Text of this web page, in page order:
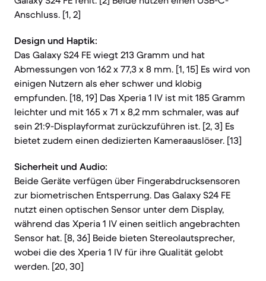
Anschluss. [1, 2]
Design und Haptik:
Das Galaxy S24 FE wiegt 213 Gramm und hat
Abmessungen von 162 x 77,3 x 8 mm. [1, 15] Es wird von
einigen Nutzern als eher schwer und klobig
empfunden. [18, 19] Das Xperia 1 IV ist mit 185 Gramm
leichter und mit 165 x 71 x 8,2 mm schmaler, was auf
sein 21:9-Displayformat zurückzuführen ist. [2, 3] Es
bietet zudem einen dedizierten Kameraauslöser. [13]
Sicherheit und Audio:
Beide Geräte verfügen über Fingerabdrucksensoren
zur biometrischen Entsperrung. Das Galaxy S24 FE
nutzt einen optischen Sensor unter dem Display,
während das Xperia 1 IV einen seitlich angebrachten
Sensor hat. [8, 36] Beide bieten Stereolautsprecher,
wobei die des Xperia 1 IV für ihre Qualität gelobt
werden. [20, 30]